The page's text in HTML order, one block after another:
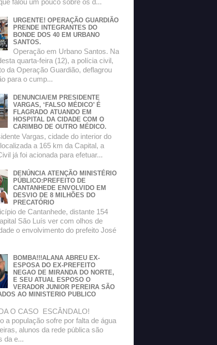
URGENTE! OPERAÇÃO GUARDIÃO
PRENDE INTEGRANTES DO
BONDE DOS 40 EM URBANO
SANTOS.
Operação em Urbano Santos. Na
quarta-feira (12), a polícia civil,
da Operação Guardião, deflagrou
para o cump...
DENUNCIA/EM PRESIDENTE
VARGAS, ‘FALSO MÉDICO’ É
FLAGRADO ATUANDO EM
HOSPITAL DA CIDADE COM O
CARIMBO DE OUTRO MÉDICO.
Vargas, cidade do interior do
a 165 km da Capital, a
já foi acionada para efetuar...
DENÚNCIA ATENÇÃO MINISTÉRIO
PÚBLICO:PREFEITO DE
CANTANHEDE ENVOLVIDO EM
DESVIO DE 8 MILHÕES DO
PRECATÓRIO
de Cantanhede, distante 154
São Luís ver com olhos de
o envolvimento do prefeito José
BOMBA!!!ALANA ABREU EX-
ESPOSA DO EX-PREFEITO
NEGAO DE MIRANDA DO NORTE,
E SEU ATUAL ESPOSO O
VERADOR JUNIOR PEREIRA SÃO
AO MINISTERIO PUBLICO
O CASO ESCÂNDALO!
a população sofre por falta de água
alunos da rede pública são
da e...